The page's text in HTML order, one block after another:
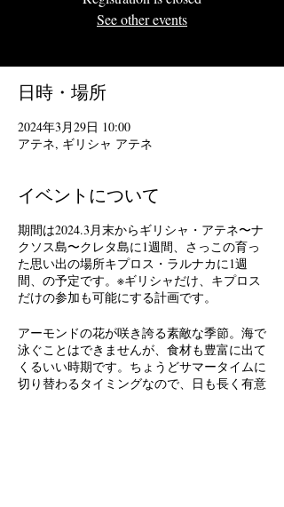
See other events
日時・場所
2024年3月29日 10:00
アテネ, ギリシャ アテネ
イベントについて
期間は2024.3月末からギリシャ・アテネ〜ナ
クソス島〜クレタ島に1週間、さっこの育っ
た思い出の場所キプロス・ラルナカに1週
間、の予定です。※ギリシャだけ、キプロス
だけの参加も可能にする計画です。
アーモンドの花が咲き誇る素敵な季節。海で
泳ぐことはできませんが、食材も豊富に出て
くるいい時期です。ちょうどサマータイムに
切り替わるタイミングなので、日も長く有意